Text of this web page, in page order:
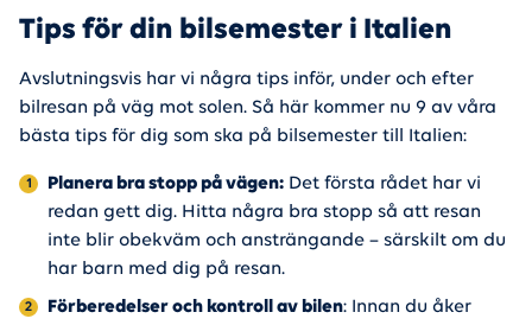
Tips för din bilsemester i Italien
Avslutningsvis har vi några tips inför, under och efter
bilresan på väg mot solen. Så här kommer nu 9 av våra
bästa tips för dig som ska på bilsemester till Italien:
Planera bra stopp på vägen: Det första rådet har vi
redan gett dig. Hitta några bra stopp så att resan
inte blir obekväm och ansträngande – särskilt om du
har barn med dig på resan.
Förberedelser och kontroll av bilen: Innan du åker